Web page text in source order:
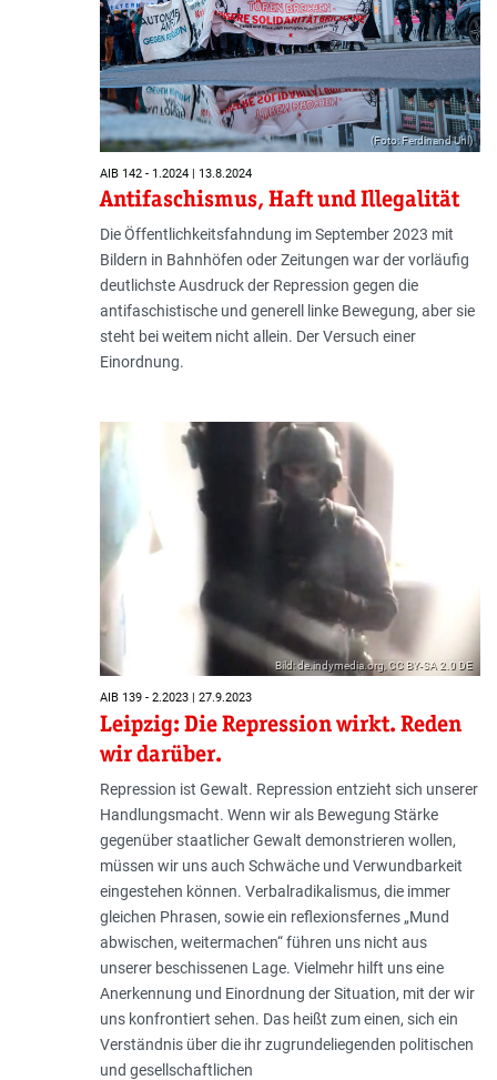
(Foto: Ferdinand Uhl)
AIB 142 - 1.2024 | 13.8.2024
Antifaschismus, Haft und Illegalität
Die Öffentlichkeitsfahndung im September 2023 mit
Bildern in Bahnhöfen oder Zeitungen war der vorläufig
deutlichste Ausdruck der Repression gegen die
antifaschistische und generell linke Bewegung, aber sie
steht bei weitem nicht allein. Der Versuch einer
Einordnung.
Bild: de.indymedia.org, CC BY-SA 2.0 DE
AIB 139 - 2.2023 | 27.9.2023
Leipzig: Die Repression wirkt. Reden
wir darüber.
Repression ist Gewalt. Repression entzieht sich unserer
Handlungsmacht. Wenn wir als Bewegung Stärke
gegenüber staatlicher Gewalt demonstrieren wollen,
müssen wir uns auch Schwäche und Verwundbarkeit
eingestehen können. Verbalradikalismus, die immer
gleichen Phrasen, sowie ein reflexionsfernes „Mund
abwischen, weitermachen“ führen uns nicht aus
unserer beschissenen Lage. Vielmehr hilft uns eine
Anerkennung und Einordnung der Situation, mit der wir
uns konfrontiert sehen. Das heißt zum einen, sich ein
Verständnis über die ihr zugrundeliegenden politischen
und gesellschaftlichen